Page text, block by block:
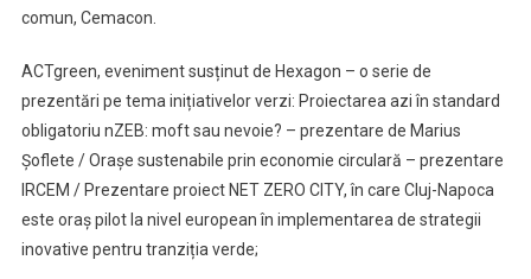
comun, Cemacon.
ACTgreen, eveniment susținut de Hexagon – o serie de
prezentări pe tema inițiativelor verzi: Proiectarea azi în standard
obligatoriu nZEB: moft sau nevoie? – prezentare de Marius
Șoflete / Orașe sustenabile prin economie circulară – prezentare
IRCEM / Prezentare proiect NET ZERO CITY, în care Cluj-Napoca
este oraș pilot la nivel european în implementarea de strategii
inovative pentru tranziția verde;